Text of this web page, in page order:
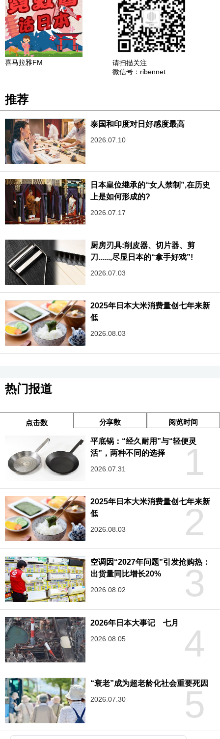
喜马拉雅FM
请扫描关注
微信号：ribennet
推荐
泰国和印度对日好感度最高
2026.07.10
日本皇位继承的“女人禁制”,在历史
上是如何形成的?
2026.07.17
厨房刃具:削皮器、切片器、剪
刀......,尽显日本的“拿手好戏”!
2026.07.03
2025年日本大米消费量创七年来新
低
2026.08.03
热门报道
点击数 分享数 阅览时间
1
平底锅：“经久耐用”与“轻便灵
活”，两种不同的选择
2026.07.31
2
2025年日本大米消费量创七年来新
低
2026.08.03
3
空调因“2027年问题”引发抢购热：
出货量同比增长20%
2026.08.02
4
2026年日本大事记 七月
2026.08.05
5
“衰老”成为超老龄化社会重要死因
2026.07.30